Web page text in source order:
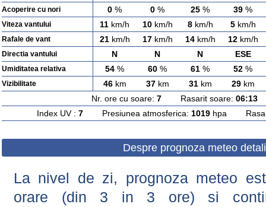
Acoperire cu nori 0 % 0 % 25 % 39 %
Viteza vantului 11 km/h 10km/h 8km/h 5km/h
Rafale de vant 21km/h 17km/h 14km/h 12km/h
Directia vantului N N N ESE
Umiditatea relativa 54 % 60 % 61 % 52 %
Vizibilitate 46km 37km 31km 29km
Nr. ore cu soare: 7Rasarit soare: 06:13
Index UV : 7Presiunea atmosferica: 1019hpa
Despre prognoza meteo
La nivel de zi, prognoza meteo
orare (din 3 in 3 ore) si